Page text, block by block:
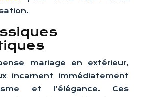
mariage en extérieur,
incarnent immédiatement
et l’élégance. Ces